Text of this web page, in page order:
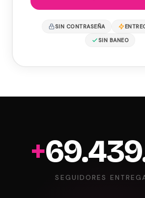
SIN CONTRASEÑA
SIN BANEO
+
SEGUIDORES